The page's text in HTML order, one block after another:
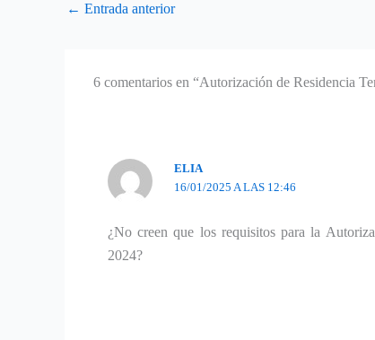
← Entrada anterior
6 comentarios en “Autorización de Residencia
ELIA
16/01/2025 A LAS 12:46
¿No creen que los requisitos para la
2024?